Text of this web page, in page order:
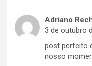
Adriano
3 de outubro
post perfeito
nosso